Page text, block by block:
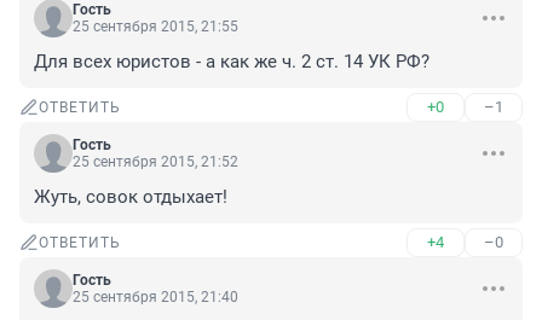
Гость
25 сентября 2015, 21:55
Для всех юристов - а как же ч. 2 ст. 14 УК РФ?
ОТВЕТИТЬ +0 –1
Гость
25 сентября 2015, 21:52
Жуть, совок отдыхает!
ОТВЕТИТЬ +4 –0
Гость
25 сентября 2015, 21:40